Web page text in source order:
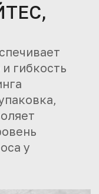
гибкость
у